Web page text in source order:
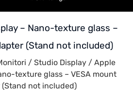
– Nano-texture glass –
(Stand not included)
/ Studio Display / Apple
texture glass – VESA mount
not included)